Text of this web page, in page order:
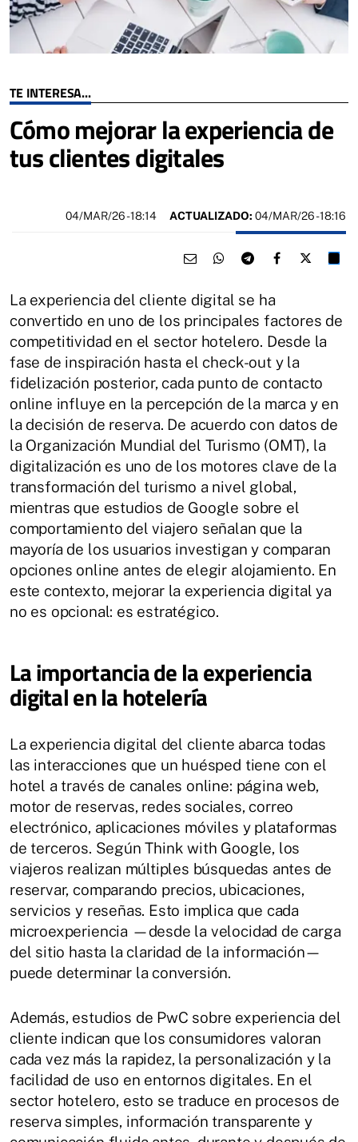
TE INTERESA...
Cómo mejorar la experiencia de
tus clientes digitales
04/MAR/26- 18:14 ACTUALIZADO: 04/MAR/26 - 18:16
La experiencia del cliente digital se ha
convertido en uno de los principales factores de
competitividad en el sector hotelero. Desde la
fase de inspiración hasta el check-out y la
fidelización posterior, cada punto de contacto
online influye en la percepción de la marca y en
la decisión de reserva. De acuerdo con datos de
la Organización Mundial del Turismo (OMT), la
digitalización es uno de los motores clave de la
transformación del turismo a nivel global,
mientras que estudios de Google sobre el
comportamiento del viajero señalan que la
mayoría de los usuarios investigan y comparan
opciones online antes de elegir alojamiento. En
este contexto, mejorar la experiencia digital ya
no es opcional: es estratégico.
La importancia de la experiencia
digital en la hotelería
La experiencia digital del cliente abarca todas
las interacciones que un huésped tiene con el
hotel a través de canales online: página web,
motor de reservas, redes sociales, correo
electrónico, aplicaciones móviles y plataformas
de terceros. Según Think with Google, los
viajeros realizan múltiples búsquedas antes de
reservar, comparando precios, ubicaciones,
servicios y reseñas. Esto implica que cada
microexperiencia —desde la velocidad de carga
del sitio hasta la claridad de la información—
puede determinar la conversión.
Además, estudios de PwC sobre experiencia del
cliente indican que los consumidores valoran
cada vez más la rapidez, la personalización y la
facilidad de uso en entornos digitales. En el
sector hotelero, esto se traduce en procesos de
reserva simples, información transparente y